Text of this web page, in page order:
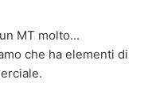
MT molto...
che ha elementi di